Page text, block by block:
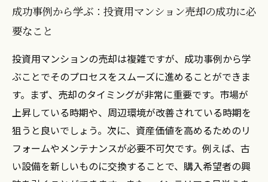
成功事例から学ぶ：投資用マンション売却の成功に必
要なこと
投資用マンションの売却は複雑ですが、成功事例から学
ぶことでそのプロセスをスムーズに進めることができま
す。まず、売却のタイミングが非常に重要です。市場が
上昇している時期や、周辺環境が改善されている時期を
狙うと良いでしょう。次に、資産価値を高めるためのリ
フォームやメンテナンスが必要不可欠です。例えば、古
い設備を新しいものに交換することで、購入希望者の興